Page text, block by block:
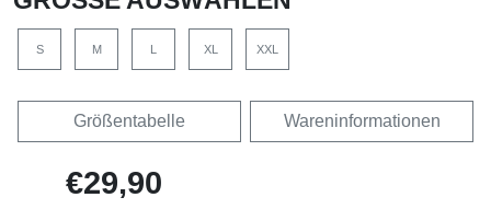
S M L XL XXL
Größentabelle Wareninformationen
€29,90